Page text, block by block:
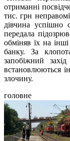
отриманні
тис. грн
дівчина успішно
передала
обміняв їх на
банку. За
запобіжний
встановлюються
злочину.
головне